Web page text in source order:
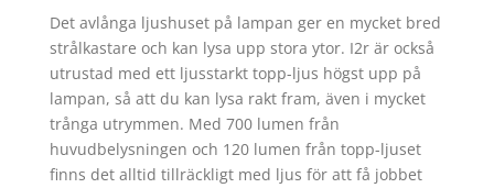
Det avlånga ljushuset på lampan ger en mycket bred
strålkastare och kan lysa upp stora ytor. I2r är också
utrustad med ett ljusstarkt topp-ljus högst upp på
lampan, så att du kan lysa rakt fram, även i mycket
trånga utrymmen. Med 700 lumen från
huvudbelysningen och 120 lumen från topp-ljuset
finns det alltid tillräckligt med ljus för att få jobbet